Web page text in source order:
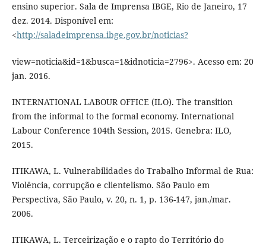
ensino superior. Sala de Imprensa IBGE, Rio de Janeiro, 17
dez. 2014. Disponível em:
<http://saladeimprensa.ibge.gov.br/noticias?
view=noticia&id=1&busca=1&idnoticia=2796>. Acesso em: 20
jan. 2016.
INTERNATIONAL LABOUR OFFICE (ILO). The transition
from the informal to the formal economy. International
Labour Conference 104th Session, 2015. Genebra: ILO,
2015.
ITIKAWA, L. Vulnerabilidades do Trabalho Informal de Rua:
Violência, corrupção e clientelismo. São Paulo em
Perspectiva, São Paulo, v. 20, n. 1, p. 136-147, jan./mar.
2006.
ITIKAWA, L. Terceirização e o rapto do Território do